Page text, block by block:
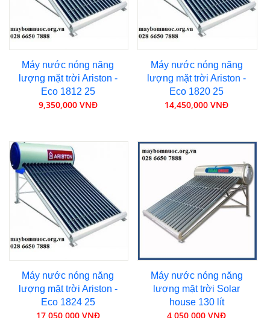
Máy nước nóng năng
lượng mặt trời Ariston -
Eco 1812 25
9,350,000 VNĐ
Máy nước nóng năng
lượng mặt trời Ariston -
Eco 1820 25
14,450,000 VNĐ
Máy nước nóng năng
lượng mặt trời Ariston -
Eco 1824 25
17,050,000 VNĐ
Máy nước nóng năng
lượng mặt trời Solar
house 130 lít
4,050,000 VNĐ